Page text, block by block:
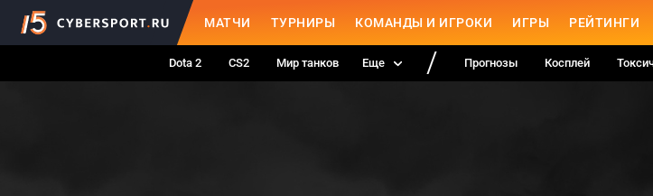
МАТЧИ ТУРНИРЫ КОМАНДЫ И ИГРОКИ ИГРЫ РЕЙТИНГИ
Dota 2 CS2 Мир танков Еще Прогнозы Косплей